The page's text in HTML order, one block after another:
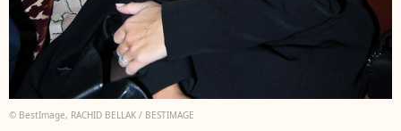
© BestImage, RACHID BELLAK / BESTIMAGE